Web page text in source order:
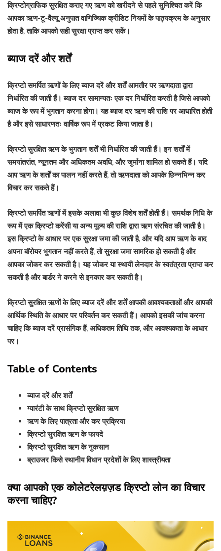
क्रिप्टोग्राफिक सुरक्षित कराए गए ऋण को खरीदने से पहले सुनिश्चित करें कि
आपका ऋण-टू-वैल्यू अनुपात वाणिज्यिक क्रीडिट नियमों के पाठ्यक्रम के अनुसार
होता है, ताकि आपको सही सुरक्षा प्राप्त कर सकें।
ब्याज दरें और शर्तें
क्रिप्टो समर्पित ऋणों के लिए ब्याज दरें और शर्तें आमतौर पर ऋणदाता द्वारा
निर्धारित की जाती हैं। ब्याज दर सामान्यतः एक दर निर्धारित करती है जिसे आपको
ब्याज के रूप में भुगतान करना होगा। यह ब्याज दर ऋण की राशि पर आधारित होती
है और इसे साधारणतः वार्षिक रूप में प्रकट किया जाता है।
क्रिप्टो सुरक्षित ऋण के भुगतान शर्तें भी निर्धारित की जाती हैं। इन शर्तों में
समयांतरांत, न्यूनतम और अधिकतम अवधि, और जुर्माना शामिल हो सकते हैं। यदि
आप ऋण के शर्तों का पालन नहीं करते हैं, तो ऋणदाता को आपके छिन्नभिन्न कर
विचार कर सकते हैं।
क्रिप्टो समर्पित ऋणों में इसके अलावा भी कुछ विशेष शर्तें होती हैं। समर्थक निधि के
रूप में एक क्रिप्टो करेंसी या अन्य मूल्य की राशि द्वारा ऋण संरचित की जाती है।
इस क्रिप्टो के आधार पर एक सुरक्षा जमा की जाती है, और यदि आप ऋण के बाद
अपना बॉरोयर भुगतान नहीं करते हैं, तो सुरक्षा जमा सामरिक हो सकती है और
आपका जोकर कर सकती है। यह जोकर या स्थायी लेनदार के स्वतंत्रता प्राप्त कर
सकती है और बार्डर ने करने से इनकार कर सकती है।
क्रिप्टो सुरक्षित ऋणों के लिए ब्याज दरें और शर्तें आपकी आवश्यकताओं और आपकी
आर्थिक स्थिति के आधार पर परिवर्तन कर सकती हैं। आपको इसकी जांच करना
चाहिए कि ब्याज दरें प्रासंगिक हैं, अधिकतम तिथि तक, और आवश्यकता के आधार
पर।
Table of Contents
ब्याज दरें और शर्तें
ग्यारंटी के साथ क्रिप्टो सुरक्षित ऋण
ऋण के लिए पात्रता और कर प्रक्रिया
क्रिप्टो सुरक्षित ऋण के फायदे
क्रिप्टो सुरक्षित ऋण के नुकसान
ब्राउजर किसे स्थानीय विधान प्रदेशों के लिए शास्त्रीयता
क्या आपको एक कोलेटरेलय़ज़ड क्रिप्टो लोन का विचार
करना चाहिए?